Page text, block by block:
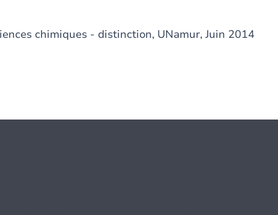
chimiques - distinction, UNamur, Juin 2014